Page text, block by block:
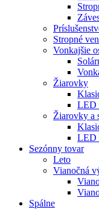
Stropné
Vonkajšie
Žiarovky
LED
Žiarovky a
LED
Sezónny tovar
Leto
Vianočná
Spálne